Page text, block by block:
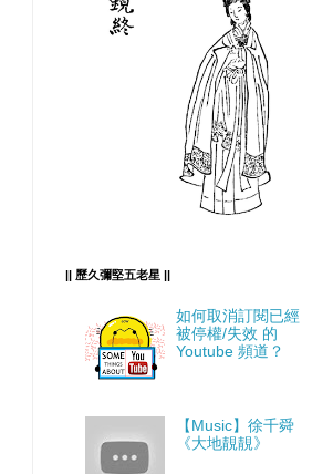
|| 歷久彌堅五老星 ||
如何取消訂閱已經
被停權/失效 的
Youtube 頻道？
【Music】徐千舜
《大地靚靚》